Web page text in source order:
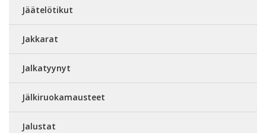
Jäätelötikut
Jakkarat
Jalkatyynyt
Jälkiruokamausteet
Jalustat